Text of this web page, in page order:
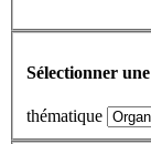
Sélectionner
thématique